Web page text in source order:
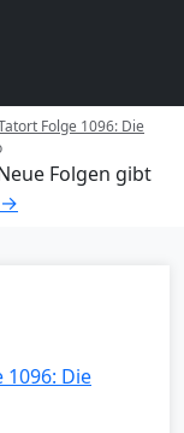
Folge 1096: Die
Folgen gibt
→
1096: Die